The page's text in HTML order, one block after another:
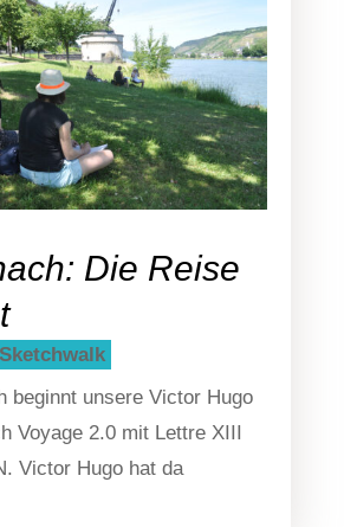
Die Reise
Sketch­walk
beginnt unse­re Victor Hugo
Voya­ge 2.0 mit Lett­re XIII
Victor Hugo hat da